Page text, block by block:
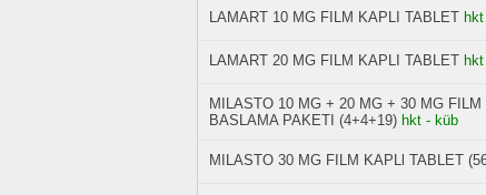
LAMART 10 MG FILM KAPLI TABLET
LAMART 20 MG FILM KAPLI TABLET
MILASTO 10 MG + 20 MG + 30 MG
BASLAMA PAKETI (4+4+19) hkt - küb
MILASTO 30 MG FILM KAPLl TABLET